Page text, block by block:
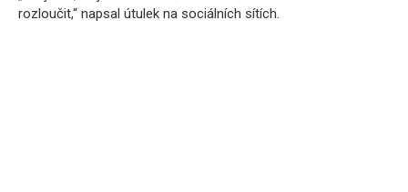
rozloučit,“ napsal útulek na sociálních sítích.